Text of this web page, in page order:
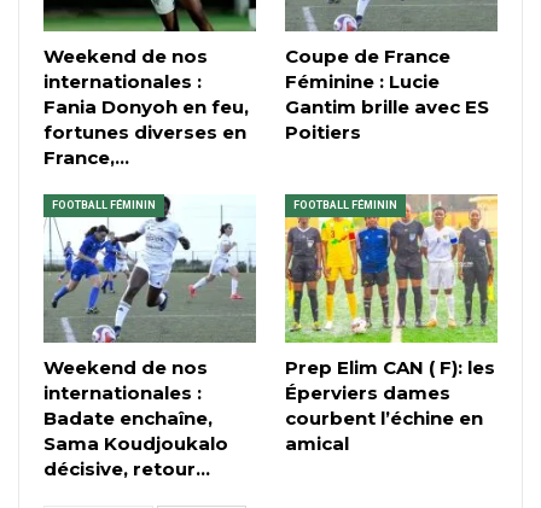
Weekend de nos
internationales :
Fania Donyoh en feu,
fortunes diverses en
France,…
Coupe de France
Féminine : Lucie
Gantim brille avec ES
Poitiers
FOOTBALL FÉMININ
Weekend de nos
internationales :
Badate enchaîne,
Sama Koudjoukalo
décisive, retour…
FOOTBALL FÉMININ
Prep Elim CAN ( F): les
Éperviers dames
courbent l’échine en
amical